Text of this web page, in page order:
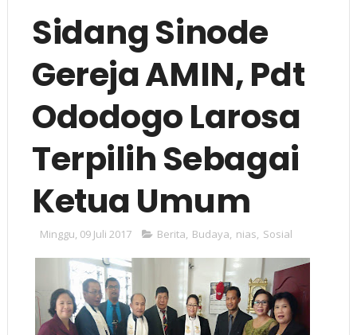
Sidang Sinode
Gereja AMIN, Pdt
Ododogo Larosa
Terpilih Sebagai
Ketua Umum
Minggu, 09 Juli 2017 Berita, Budaya, nias, Sosial